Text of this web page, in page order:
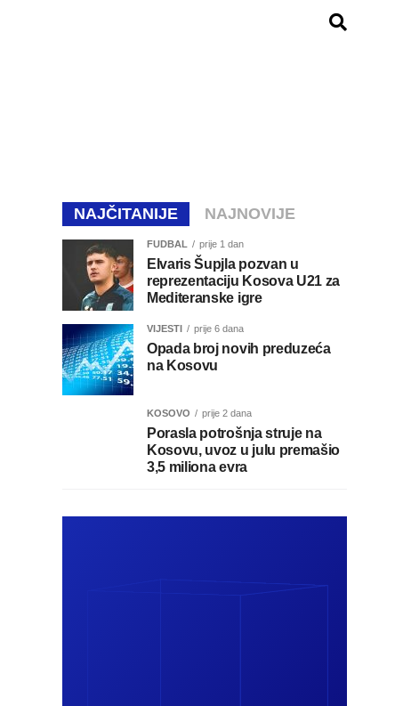
NAJČITANIJE NAJNOVIJE
FUDBAL prije 1 dan
Elvaris Šupjla pozvan u
reprezentaciju Kosova U21 za
Mediteranske igre
VIJESTI prije 6 dana
Opada broj novih preduzeća
na Kosovu
KOSOVO prije 2 dana
Porasla potrošnja struje na
Kosovu, uvoz u julu premašio
3,5 miliona evra